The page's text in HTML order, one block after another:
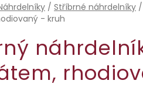
/ Stříbrné náhrdelníky /
- kruh